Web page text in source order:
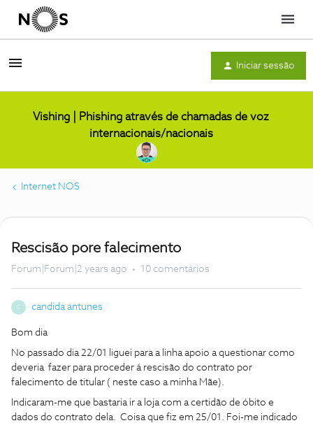
Menu
Iniciar sessão
Vishing | Phishing através de chamadas de voz
internacionais/nacionais
Internet NOS
Rescisão pore falecimento
Forum|Forum|2 years ago 10 comentários
C candida antunes
Bom dia
No passado dia 22/01 liguei para a linha apoio a questionar como
deveria fazer para proceder á rescisão do contrato por
falecimento de titular ( neste caso a minha Mãe).
Indicaram-me que bastaria ir a loja com a certidão de óbito e
dados do contrato dela. Coisa que fiz em 25/01. Foi-me indicado